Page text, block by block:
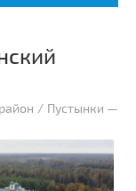
Пустынки —